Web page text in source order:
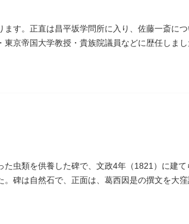
す。正直は昌平坂学問所に入り、佐藤一斎に
京帝国大学教授・貴族院議員などに歴任しまし
虫類を供養した碑で、文政4年（1821）に建て
碑は自然石で、正面は、葛西因是の撰文を大窪